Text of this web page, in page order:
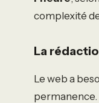
complexité
La
Le web a
permanence.